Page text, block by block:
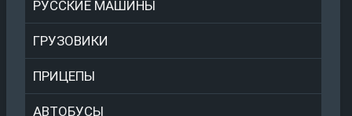
РУССКИЕ МАШИНЫ
ГРУЗОВИКИ
ПРИЦЕПЫ
АВТОБУСЫ